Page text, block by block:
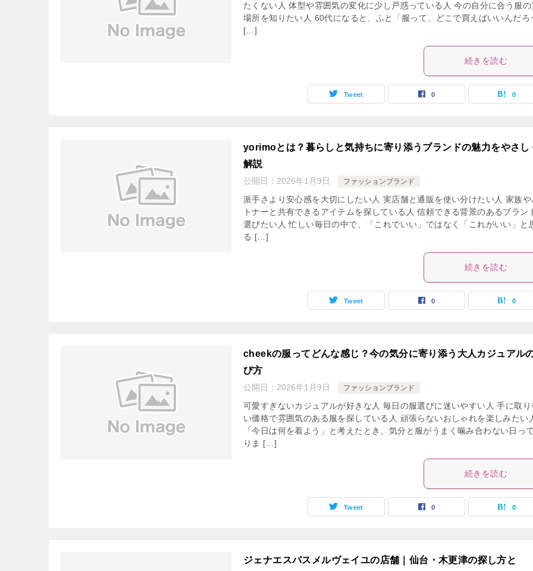
たくない人 体型や雰囲気の変化に少し戸惑っている人 今の自分に合う服の
場所を知りたい人 60代になると、ふと「服って、どこで買えばいいんだろ
[…]
続きを読む
Tweet 0 0
yorimoとは？暮らしと気持ちに寄り添うブランドの魅力をやさし
解説
公開日： 2026年1月9日 ファッションブランド
派手さより安心感を大切にしたい人 実店舗と通販を使い分けたい人 家族や
トナーと共有できるアイテムを探している人 信頼できる背景のあるブラン
選びたい人 忙しい毎日の中で、「これでいい」ではなく「これがいい」と
る […]
続きを読む
Tweet 0 0
cheekの服ってどんな感じ？今の気分に寄り添う大人カジュアル
び方
公開日： 2026年1月9日 ファッションブランド
可愛すぎないカジュアルが好きな人 毎日の服選びに迷いやすい人 手に取り
い価格で雰囲気のある服を探している人 頑張らないおしゃれを楽しみたい
「今日は何を着よう」と考えたとき、気分と服がうまく噛み合わない日っ
りま […]
続きを読む
Tweet 0 0
ジェナエスパスメルヴェイユの店舗｜仙台・木更津の探し方と